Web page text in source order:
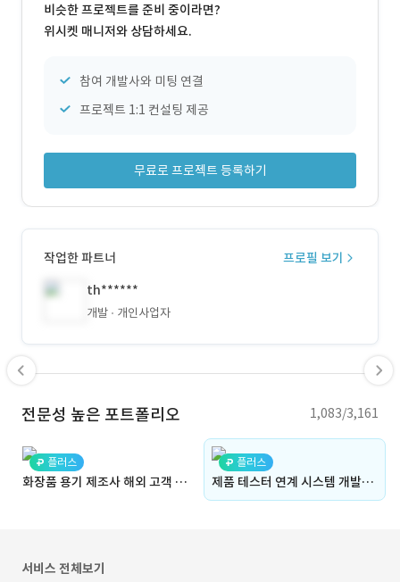
비슷한 프로젝트를 준비 중이라면?
위시켓 매니저와 상담하세요.
참여 개발사와 미팅 연결
프로젝트 1:1 컨설팅 제공
무료로 프로젝트 등록하기
작업한 파트너
프로필 보기
th******
개발 개인사업자
전문성 높은 포트폴리오 1,083/3,161
플러스
화장품 용기 제조사 해외 고객 응대용 자동번역 CRM 시스템 개발
플러스
제품 테스터 연계 시스템 개발(WEB)
서비스 전체보기